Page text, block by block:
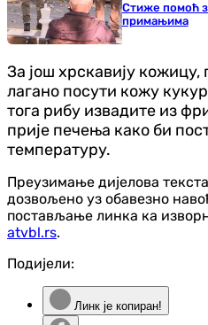
Стиже помоћ
примањима
За још хрскавију
лагано посути кожу
тога рибу извадите из
прије печења како би
температуру.
Преузимање дијелова
дозвољено уз обавезно
постављање линка ка
atvbl.rs.
Подијели:
Линк је копиран!